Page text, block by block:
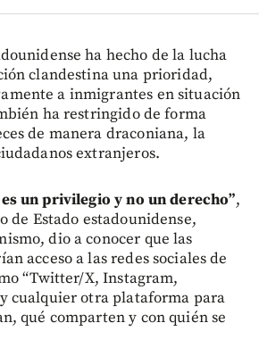
ha hecho de la lucha
clandestina una prioridad,
a inmigrantes en situación
ha restringido de forma
de manera draconiana, la
extranjeros.
un privilegio y no un derecho”,
de Estado estadounidense,
dio a conocer que las
acceso a las redes sociales de
“Twitter/X, Instagram,
cualquier otra plataforma para
qué comparten y con quién se